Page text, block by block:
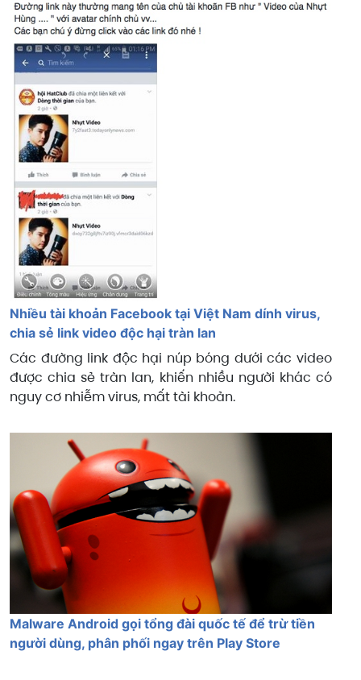
Nhiều tài khoản Facebook tại Việt Nam dính virus,
chia sẻ link video độc hại tràn lan
Các đường link độc hại núp bóng dưới các video
được chia sẻ tràn lan, khiến nhiều người khác có
nguy cơ nhiễm virus, mất tài khoản.
Malware Android gọi tổng đài quốc tế để trừ tiền
người dùng, phân phối ngay trên Play Store